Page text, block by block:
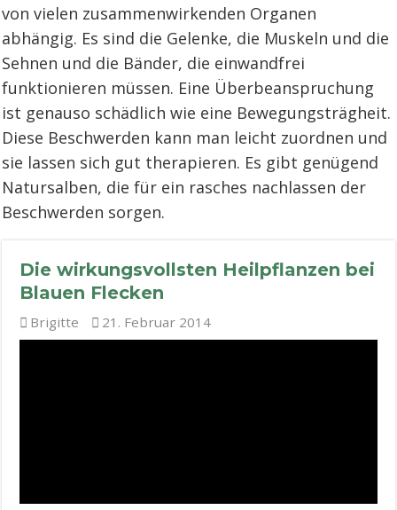
von vielen zusammenwirkenden Organen
abhängig. Es sind die Gelenke, die Muskeln und die
Sehnen und die Bänder, die einwandfrei
funktionieren müssen. Eine Überbeanspruchung
ist genauso schädlich wie eine Bewegungsträgheit.
Diese Beschwerden kann man leicht zuordnen und
sie lassen sich gut therapieren. Es gibt genügend
Natursalben, die für ein rasches nachlassen der
Beschwerden sorgen.
Die wirkungsvollsten Heilpflanzen bei
Blauen Flecken
Brigitte 21. Februar 2014